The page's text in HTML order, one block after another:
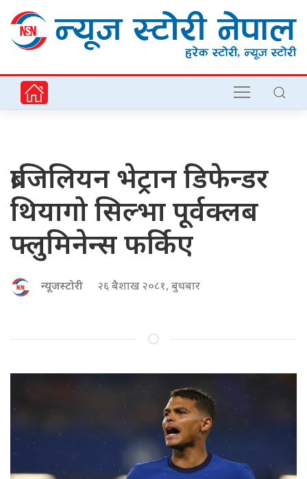
ब्राजिलियन भेट्रान डिफेन्डर
थियागो सिल्भा पूर्वक्लब
फ्लुमिनेन्स फर्किए
न्यूजस्टोरी २६ बैशाख २०८१, बुधबार